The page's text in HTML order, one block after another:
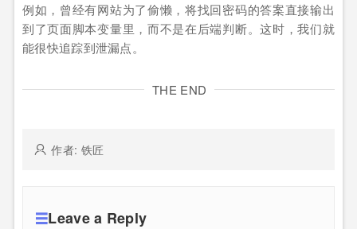
例如，曾经有网站为了偷懒，将找回密码的答案直接输出
到了页面脚本变量里，而不是在后端判断。这时，我们就
能很快追踪到泄漏点。
THE END
作者: 铁匠
Leave a Reply